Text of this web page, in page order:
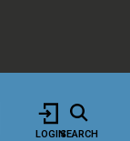
LOGINSEARCH